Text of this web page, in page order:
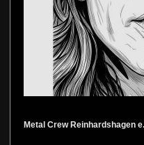
Metal Crew Reinhardshagen